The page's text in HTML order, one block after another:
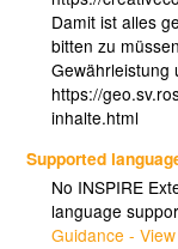
Damit ist alles
bitten zu
Gewährleistung
https://
inhalte.html
Supported
No INSPIRE
language
Guidance -